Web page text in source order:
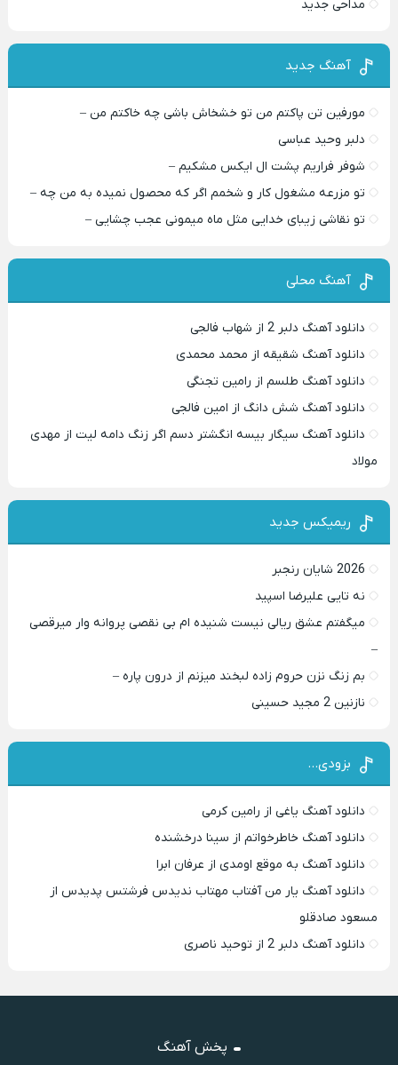
مداحی جدید
آهنگ جدید
مورفین تن پاکتم من تو خشخاش باشی چه خاکتم من –
دلبر وحید عباسی
شوفر فراریم پشت ال ایکس مشکیم –
تو مزرعه مشغول کار و شخمم اگر که محصول نمیده به من چه –
تو نقاشی زیبای خدایی مثل ماه میمونی عجب چشایی –
آهنگ محلی
دانلود آهنگ دلبر 2 از شهاب فالجی
دانلود آهنگ شقیقه از محمد محمدی
دانلود آهنگ طلسم از رامین تجنگی
دانلود آهنگ شش دانگ از امین فالجی
دانلود آهنگ سیگار بیسه انگشتر دسم اگر زنگ دامه لیت از مهدی
مولاد
ریمیکس جدید
2026 شایان رنجبر
نه تایی علیرضا اسپید
میگفتم عشق ریالی نیست شنیده ام بی نقصی پروانه وار میرقصی
–
بم زنگ نزن حروم زاده لبخند میزنم از درون پاره –
نازنین 2 مجید حسینی
بزودی…
دانلود آهنگ یاغی از رامین کرمی
دانلود آهنگ خاطرخواتم از سینا درخشنده
دانلود آهنگ به موقع اومدی از عرفان ابرا
دانلود آهنگ یار من آفتاب مهتاب ندیدس فرشتس پدیدس از
مسعود صادقلو
دانلود آهنگ دلبر 2 از توحید ناصری
پخش آهنگ